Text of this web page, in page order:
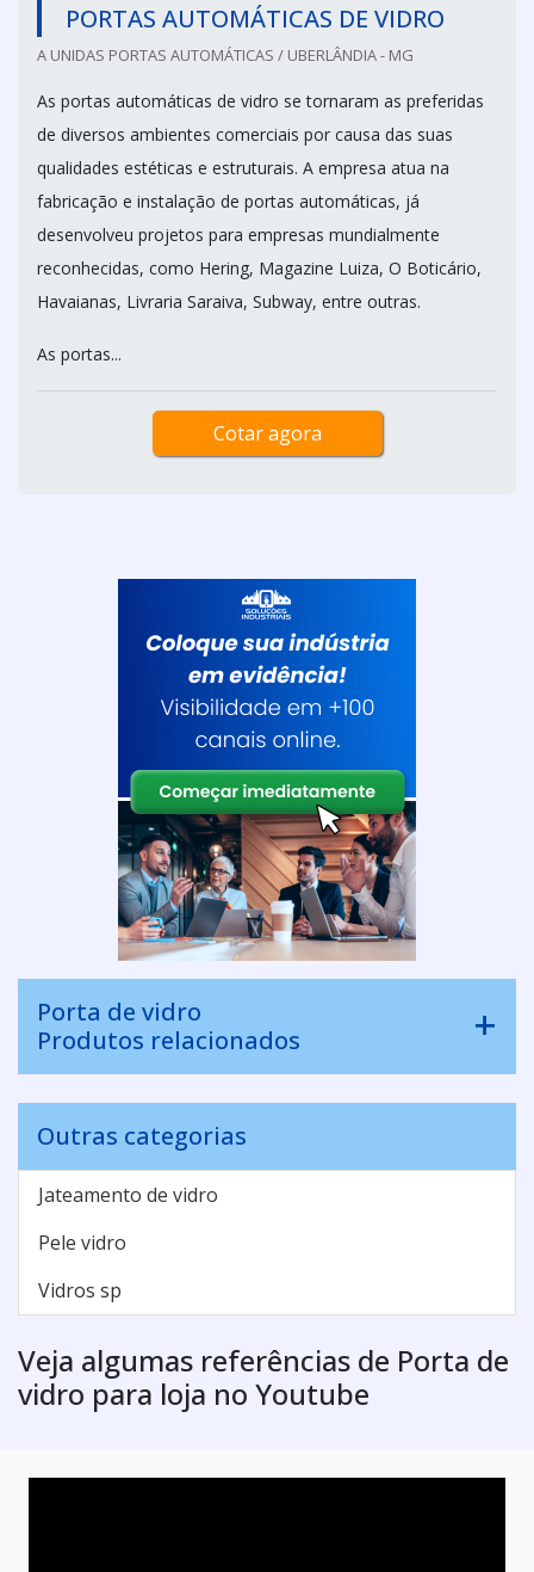
PORTAS AUTOMÁTICAS DE VIDRO
A UNIDAS PORTAS AUTOMÁTICAS / UBERLÂNDIA - MG
As portas automáticas de vidro se tornaram as preferidas
de diversos ambientes comerciais por causa das suas
qualidades estéticas e estruturais. A empresa atua na
fabricação e instalação de portas automáticas, já
desenvolveu projetos para empresas mundialmente
reconhecidas, como Hering, Magazine Luiza, O Boticário,
Havaianas, Livraria Saraiva, Subway, entre outras.
As portas...
Cotar agora
Porta de vidro
Produtos relacionados
Outras categorias
Jateamento de vidro
Pele vidro
Vidros sp
Veja algumas referências de Porta de
vidro para loja no Youtube